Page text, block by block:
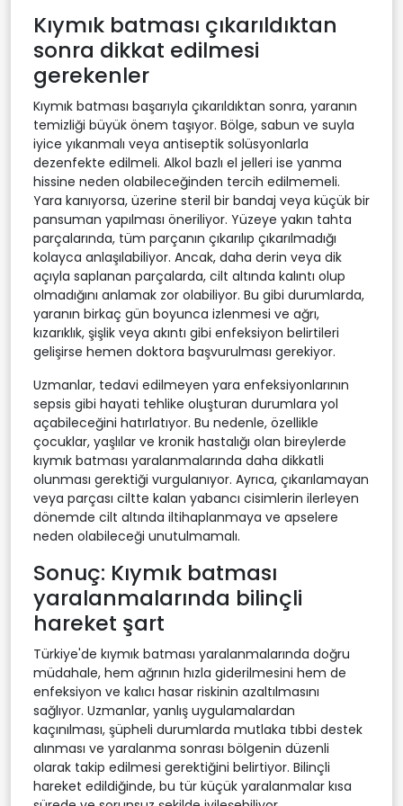
Kıymık batması çıkarıldıktan
sonra dikkat edilmesi
gerekenler
Kıymık batması başarıyla çıkarıldıktan sonra, yaranın
temizliği büyük önem taşıyor. Bölge, sabun ve suyla
iyice yıkanmalı veya antiseptik solüsyonlarla
dezenfekte edilmeli. Alkol bazlı el jelleri ise yanma
hissine neden olabileceğinden tercih edilmemeli.
Yara kanıyorsa, üzerine steril bir bandaj veya küçük bir
pansuman yapılması öneriliyor. Yüzeye yakın tahta
parçalarında, tüm parçanın çıkarılıp çıkarılmadığı
kolayca anlaşılabiliyor. Ancak, daha derin veya dik
açıyla saplanan parçalarda, cilt altında kalıntı olup
olmadığını anlamak zor olabiliyor. Bu gibi durumlarda,
yaranın birkaç gün boyunca izlenmesi ve ağrı,
kızarıklık, şişlik veya akıntı gibi enfeksiyon belirtileri
gelişirse hemen doktora başvurulması gerekiyor.
Uzmanlar, tedavi edilmeyen yara enfeksiyonlarının
sepsis gibi hayati tehlike oluşturan durumlara yol
açabileceğini hatırlatıyor. Bu nedenle, özellikle
çocuklar, yaşlılar ve kronik hastalığı olan bireylerde
kıymık batması yaralanmalarında daha dikkatli
olunması gerektiği vurgulanıyor. Ayrıca, çıkarılamayan
veya parçası ciltte kalan yabancı cisimlerin ilerleyen
dönemde cilt altında iltihaplanmaya ve apselere
neden olabileceği unutulmamalı.
Sonuç: Kıymık batması
yaralanmalarında bilinçli
hareket şart
Türkiye'de kıymık batması yaralanmalarında doğru
müdahale, hem ağrının hızla giderilmesini hem de
enfeksiyon ve kalıcı hasar riskinin azaltılmasını
sağlıyor. Uzmanlar, yanlış uygulamalardan
kaçınılması, şüpheli durumlarda mutlaka tıbbi destek
alınması ve yaralanma sonrası bölgenin düzenli
olarak takip edilmesi gerektiğini belirtiyor. Bilinçli
hareket edildiğinde, bu tür küçük yaralanmalar kısa